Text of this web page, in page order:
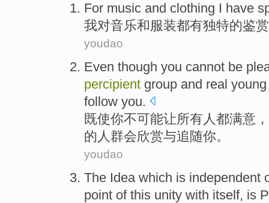
For music and clothing I have
我对音乐和服装都有独特的鉴
youdao
Even though you cannot be
percipient group and real young
follow you.
既使你不可能让所有人都满意 ，
的 人群会欣赏与追随你。
youdao
The Idea which is independent
point of this unity with itself, is